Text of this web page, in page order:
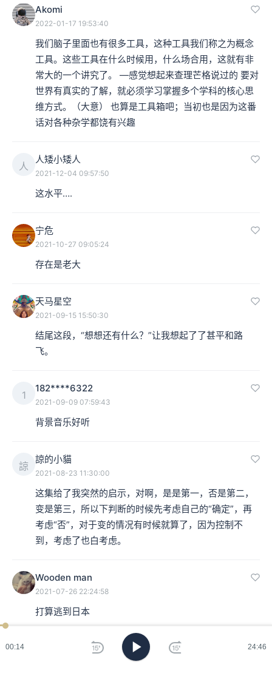
00:15 24:46
Akomi
2022-01-17 19:53:40
我们脑子里面也有很多工具，这种工具我们称之为概念
工具。这些工具在什么时候用，什么场合用，这就有非
常大的一个讲究了。 —感觉想起来查理芒格说过的 要对
世界有真实的了解，就必须学习掌握多个学科的核心思
维方式。（大意） 也算是工具箱吧；当初也是因为这番
话对各种杂学都饶有兴趣
人
人矮小矮人
2021-12-04 09:57:50
这水平….
宁危
2021-10-27 09:05:24
存在是老大
天马星空
2021-09-15 15:50:30
结尾这段，“想想还有什么？”让我想起了了甚平和路
飞。
1
182****6322
2021-09-09 07:59:43
背景音乐好听
諒
諒的小貓
2021-08-23 11:30:00
这集给了我突然的启示，对啊，是是第一，否是第二，
变是第三，所以下判断的时候先考虑自己的“确定”，再
考虑“否”，对于变的情况有时候就算了，因为控制不
到，考虑了也白考虑。
Wooden man
2021-07-26 22:24:58
打算逃到日本